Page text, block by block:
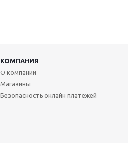
КОМПАНИЯ
О компании
Магазины
Безопасность онлайн платежей